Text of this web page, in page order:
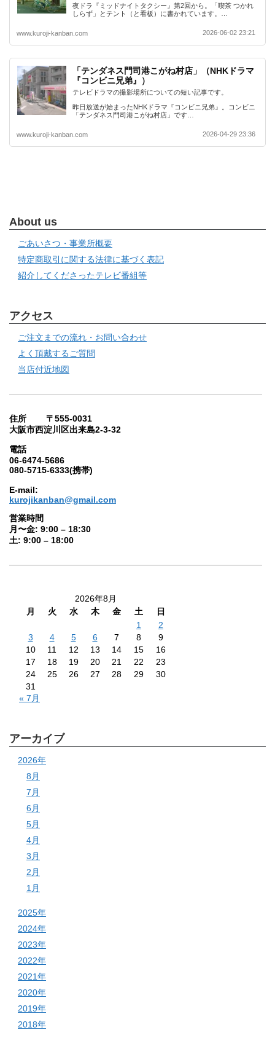
夜ドラ『ミッドナイトタクシー』第2回から。「喫茶 つかれ
しらず」とテント（と看板）に書かれています。…
www.kuroji-kanban.com 2026-06-02 23:21
「テンダネス門司港こがね村店」（NHKドラマ
『コンビニ兄弟』）
テレビドラマの撮影場所についての短い記事です。
昨日放送が始まったNHKドラマ『コンビニ兄弟』。コンビニ
「テンダネス門司港こがね村店」です…
www.kuroji-kanban.com 2026-04-29 23:36
About us
ごあいさつ・事業所概要
特定商取引に関する法律に基づく表記
紹介してくださったテレビ番組等
アクセス
ご注文までの流れ・お問い合わせ
よく頂戴するご質問
当店付近地図
住所 〒555-0031
大阪市西淀川区出来島2-3-32
電話
06-6474-5686
080-5715-6333(携帯)
E-mail:
kurojikanban@gmail.com
営業時間
月〜金: 9:00 – 18:30
土: 9:00 – 18:00
2026年8月
月
火 水 木 金 土
日
1
2
3
4 5 6 7 8
9
10
11 12 13 14 15
16
17
18 19 20 21 22
23
24
25 26 27 28 29
30
31
« 7月
アーカイブ
2026年
8月
7月
6月
5月
4月
3月
2月
1月
2025年
2024年
2023年
2022年
2021年
2020年
2019年
2018年